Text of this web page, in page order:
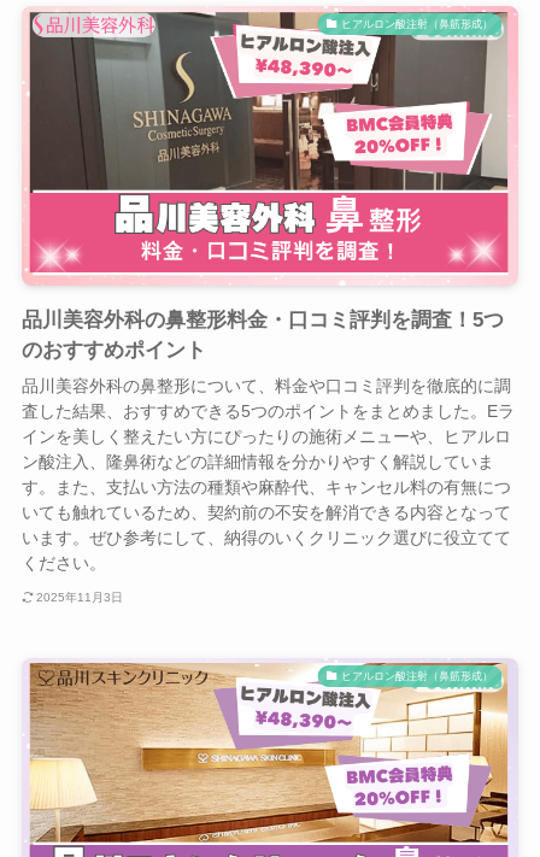
ヒアルロン酸注射（鼻筋形成）
品川美容外科の鼻整形料金・口コミ評判を調査！5つ
のおすすめポイント
品川美容外科の鼻整形について、料金や口コミ評判を徹底的に調
査した結果、おすすめできる5つのポイントをまとめました。Eラ
インを美しく整えたい方にぴったりの施術メニューや、ヒアルロ
ン酸注入、隆鼻術などの詳細情報を分かりやすく解説していま
す。また、支払い方法の種類や麻酔代、キャンセル料の有無につ
いても触れているため、契約前の不安を解消できる内容となって
います。ぜひ参考にして、納得のいくクリニック選びに役立てて
ください。
2025年11月3日
ヒアルロン酸注射（鼻筋形成）